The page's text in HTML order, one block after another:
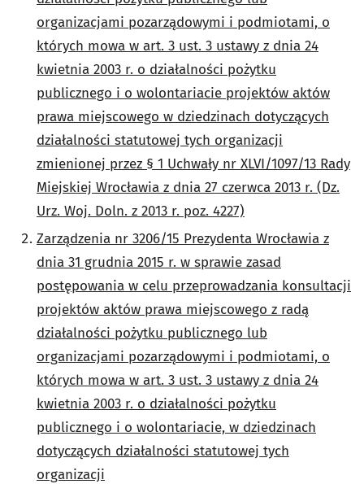
organizacjami pozarządowymi i podmiotami, o
których mowa w art. 3 ust. 3 ustawy z dnia 24
kwietnia 2003 r. o działalności pożytku
publicznego i o wolontariacie projektów aktów
prawa miejscowego w dziedzinach dotyczących
działalności statutowej tych organizacji
zmienionej przez § 1 Uchwały nr XLVI/1097/13 Rady
Miejskiej Wrocławia z dnia 27 czerwca 2013 r. (Dz.
Urz. Woj. Doln. z 2013 r. poz. 4227)
Zarządzenia nr 3206/15 Prezydenta Wrocławia z
dnia 31 grudnia 2015 r. w sprawie zasad
postępowania w celu przeprowadzania konsultacji
projektów aktów prawa miejscowego z radą
działalności pożytku publicznego lub
organizacjami pozarządowymi i podmiotami, o
których mowa w art. 3 ust. 3 ustawy z dnia 24
kwietnia 2003 r. o działalności pożytku
publicznego i o wolontariacie, w dziedzinach
dotyczących działalności statutowej tych
organizacji